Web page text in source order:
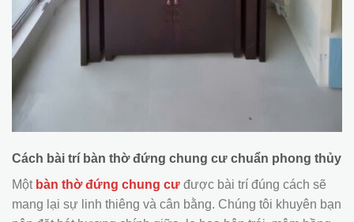
Cách bài trí bàn thờ đứng chung cư chuẩn phong thủy
Một bàn thờ đứng chung cư được bài trí đúng cách sẽ
mang lại sự linh thiêng và cân bằng. Chúng tôi khuyên bạn